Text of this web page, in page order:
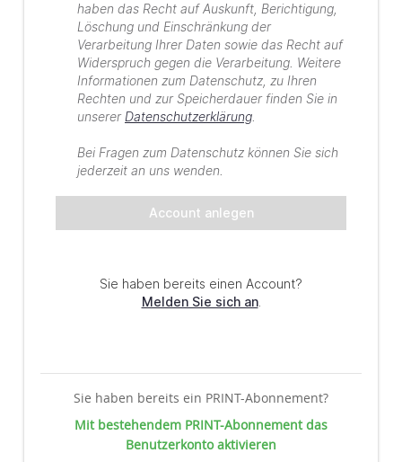
Sie haben bereits ein PRINT-Abonnement?
Mit bestehendem PRINT-Abonnement das
Benutzerkonto aktivieren